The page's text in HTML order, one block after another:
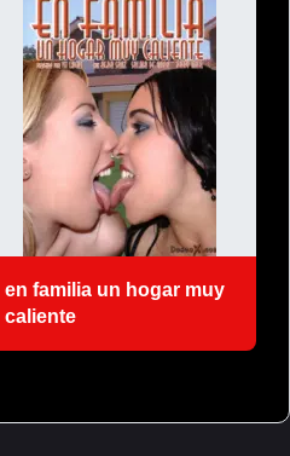
en familia un hogar muy
caliente